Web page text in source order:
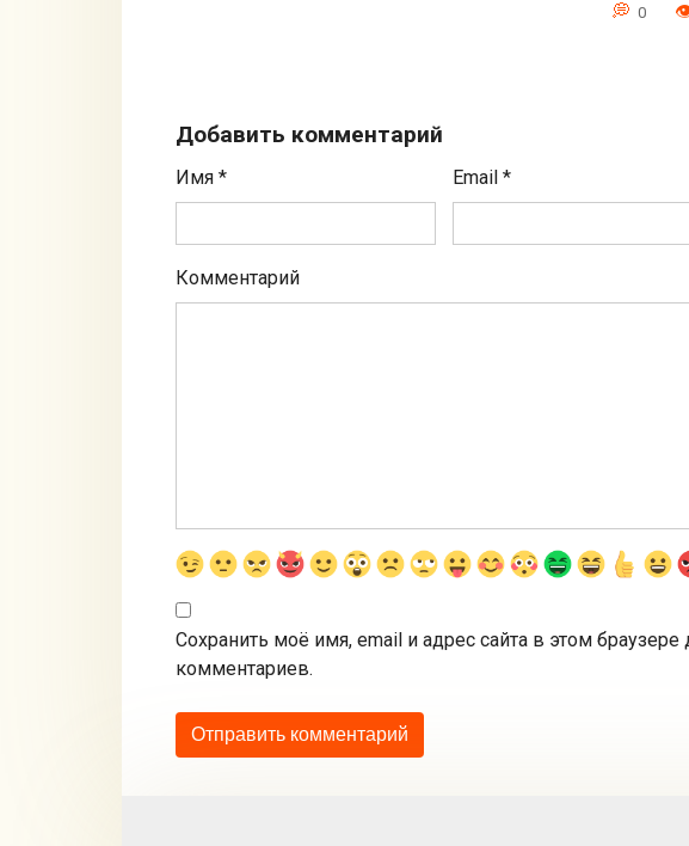
0
Добавить комментарий
Имя * Email*
Комментарий
Сохранить моё имя, email и адрес сайта в этом
комментариев.